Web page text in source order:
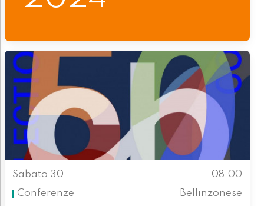
Sabato 30
08.00
Conferenze
Bellinzonese